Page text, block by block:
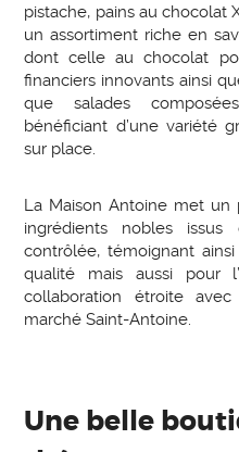
pistache, pains au chocolat
un assortiment riche en
dont celle au chocolat
financiers innovants ainsi
que salades
bénéficiant d’une variété
sur place.
La Maison Antoine met un
ingrédients nobles issus
contrôlée, témoignant
qualité mais aussi pour
collaboration étroite
marché Saint-Antoine.
Une belle